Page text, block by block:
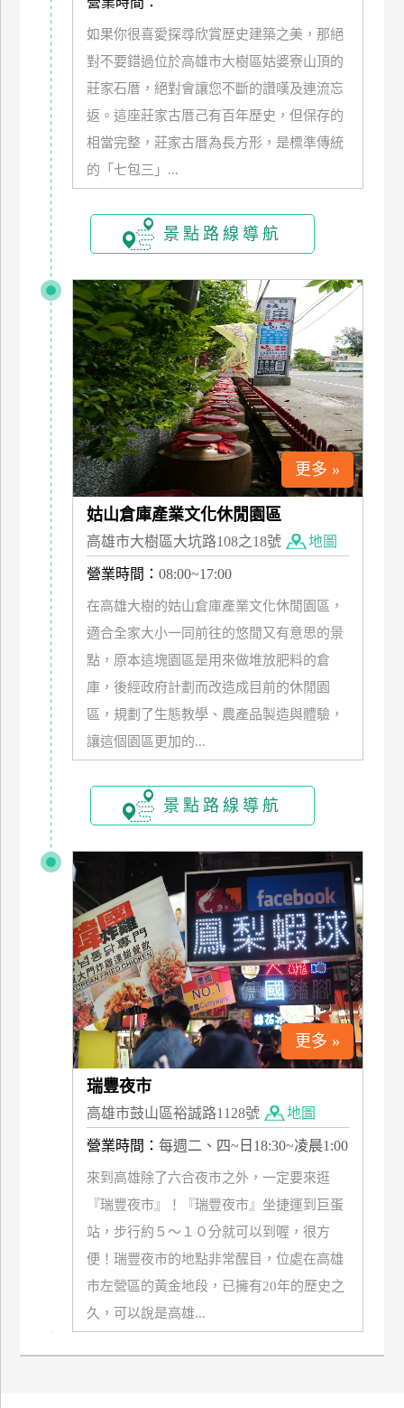
如果你很喜愛探尋欣賞歷史建築之美，那絕
對不要錯過位於高雄市大樹區姑婆寮山頂的
莊家石厝，絕對會讓您不斷的讚嘆及連流忘
返。這座莊家古厝己有百年歷史，但保存的
相當完整，莊家古厝為長方形，是標準傳統
的「七包三」...
景點路線導航
更多 »
姑山倉庫產業文化休閒園區
高雄市大樹區大坑路108之18號 地圖
營業時間： 08:00~17:00
在高雄大樹的姑山倉庫產業文化休閒園區，
適合全家大小一同前往的悠閒又有意思的景
點，原本這塊園區是用來做堆放肥料的倉
庫，後經政府計劃而改造成目前的休閒園
區，規劃了生態教學、農產品製造與體驗，
讓這個園區更加的...
景點路線導航
更多 »
瑞豐夜市
高雄市鼓山區裕誠路1128號 地圖
營業時間： 每週二、四~日18:30~凌晨1:00
來到高雄除了六合夜市之外，一定要來逛
『瑞豐夜市』！『瑞豐夜市』坐捷運到巨蛋
站，步行約５～１０分就可以到喔，很方
便！瑞豐夜市的地點非常醒目，位處在高雄
市左營區的黃金地段，已擁有20年的歷史之
久，可以說是高雄...